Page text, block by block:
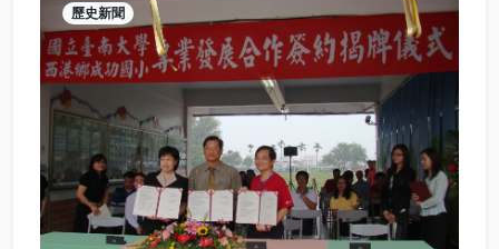
歷史新聞